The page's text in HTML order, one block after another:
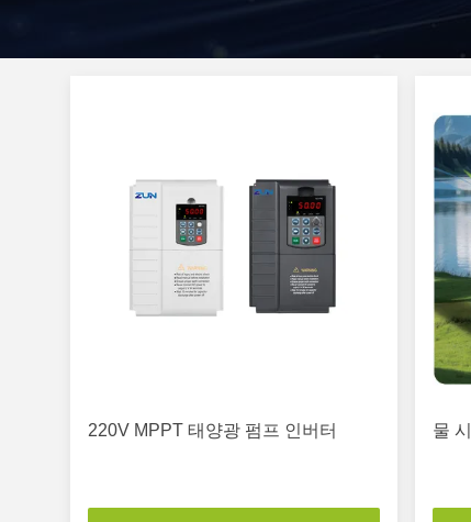
220V MPPT 태양광 펌프 인버터 물